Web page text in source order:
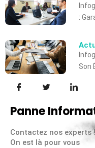
:
Son
Panne
Contactez nos experts !
On est là pour vous